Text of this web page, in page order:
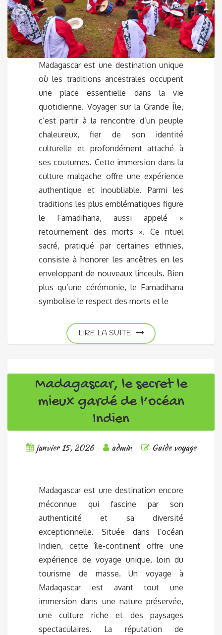
Madagascar est une destination unique
où les traditions ancestrales occupent
une place essentielle dans la vie
quotidienne. Voyager sur la Grande Île,
c’est partir à la rencontre d’un peuple
chaleureux, fier de son identité
culturelle et profondément attaché à
ses coutumes. Cette immersion dans la
culture malgache offre une expérience
authentique et inoubliable. Parmi les
traditions les plus emblématiques figure
le Famadihana, aussi appelé «
retournement des morts ». Ce rituel
sacré, pratiqué par certaines ethnies,
consiste à honorer les ancêtres en les
enveloppant de nouveaux linceuls. Bien
plus qu’une cérémonie, le Famadihana
symbolise le respect des morts et le
LIRE LA SUITE
Madagascar, le secret le
mieux gardé de l’océan
Indien
janvier 15, 2026 admin Guide voyage
Madagascar est une destination encore
méconnue qui fascine par son
authenticité et sa diversité
exceptionnelle. Située dans l’océan
Indien, cette île-continent offre une
expérience de voyage unique, loin du
tourisme de masse. Un voyage à
Madagascar est avant tout une
immersion dans une nature préservée,
une culture riche et des paysages
spectaculaires. La réputation de